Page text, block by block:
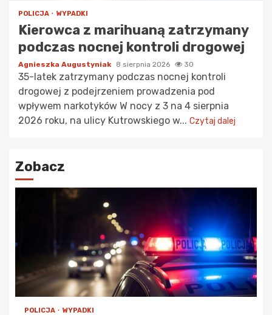
POLICJA WYPADKI
Kierowca z marihuaną zatrzymany
podczas nocnej kontroli drogowej
Agnieszka Augustyniak 8 sierpnia 2026 30
35-latek zatrzymany podczas nocnej kontroli
drogowej z podejrzeniem prowadzenia pod
wpływem narkotyków W nocy z 3 na 4 sierpnia
2026 roku, na ulicy Kutrowskiego w... Czytaj dalej
Zobacz
POLICJA WYPADKI